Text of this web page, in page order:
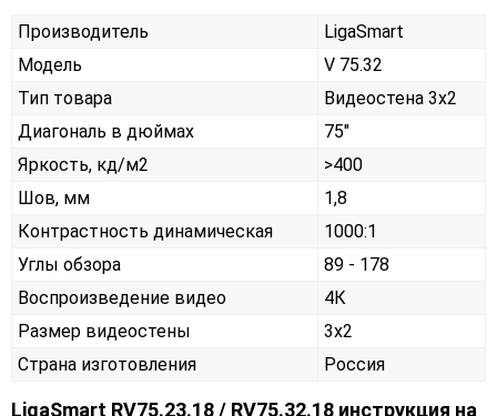
Производитель
LigaSmart
Модель
V 75.32
Тип товара
Видеостена 3х2
Диагональ в дюймах
75"
Яркость, кд/м2
>400
Шов, мм
1,8
Контрастность динамическая
1000:1
Углы обзора
89 - 178
Воспроизведение видео
4К
Размер видеостены
3x2
Страна изготовления
Россия
LigaSmart RV75.23.18 / RV75.32.18 инструкция на